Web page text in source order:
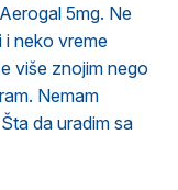
5mg. Ne
i neko vreme
više znojim nego
Nemam
da uradim sa